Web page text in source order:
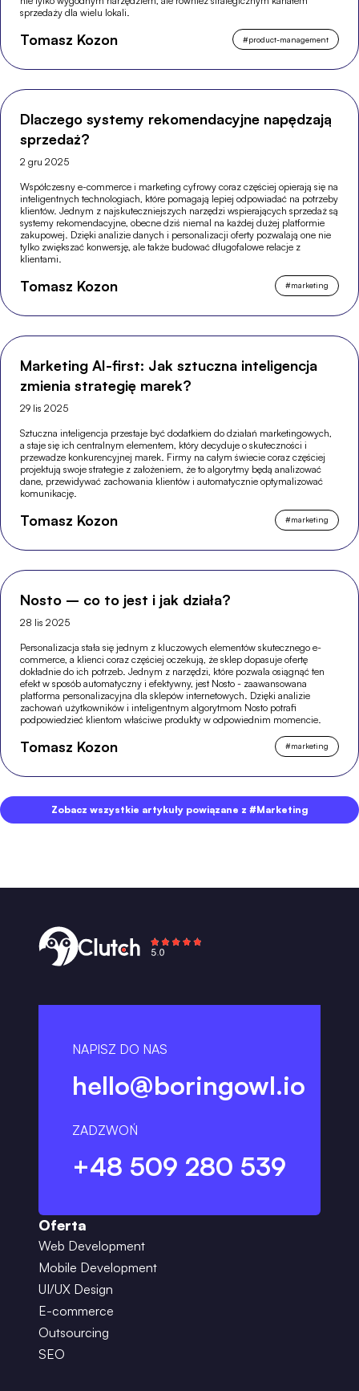
sprzedaży dla wielu lokali.
Tomasz Kozon #product-management
Dlaczego systemy rekomendacyjne napędzają
sprzedaż?
2 gru 2025
Współczesny e-commerce i marketing cyfrowy coraz częściej opierają się na
inteligentnych technologiach, które pomagają lepiej odpowiadać na potrzeby
klientów. Jednym z najskuteczniejszych narzędzi wspierających sprzedaż są
systemy rekomendacyjne, obecne dziś niemal na każdej dużej platformie
zakupowej. Dzięki analizie danych i personalizacji oferty pozwalają one nie
tylko zwiększać konwersję, ale także budować długofalowe relacje z
klientami.
Tomasz Kozon #marketing
Marketing AI-first: Jak sztuczna inteligencja
zmienia strategię marek?
29 lis 2025
Sztuczna inteligencja przestaje być dodatkiem do działań marketingowych,
a staje się ich centralnym elementem, który decyduje o skuteczności i
przewadze konkurencyjnej marek. Firmy na całym świecie coraz częściej
projektują swoje strategie z założeniem, że to algorytmy będą analizować
dane, przewidywać zachowania klientów i automatycznie optymalizować
komunikację.
Tomasz Kozon #marketing
Nosto – co to jest i jak działa?
28 lis 2025
Personalizacja stała się jednym z kluczowych elementów skutecznego e-
commerce, a klienci coraz częściej oczekują, że sklep dopasuje ofertę
dokładnie do ich potrzeb. Jednym z narzędzi, które pozwala osiągnąć ten
efekt w sposób automatyczny i efektywny, jest Nosto - zaawansowana
platforma personalizacyjna dla sklepów internetowych. Dzięki analizie
zachowań użytkowników i inteligentnym algorytmom Nosto potrafi
podpowiedzieć klientom właściwe produkty w odpowiednim momencie.
Tomasz Kozon #marketing
Zobacz wszystkie artykuły powiązane z #Marketing
NAPISZ DO NAS
hello@boringowl.io
ZADZWOŃ
+48 509 280 539
Oferta
Web Development
Mobile Development
UI/UX Design
E-commerce
Outsourcing
SEO